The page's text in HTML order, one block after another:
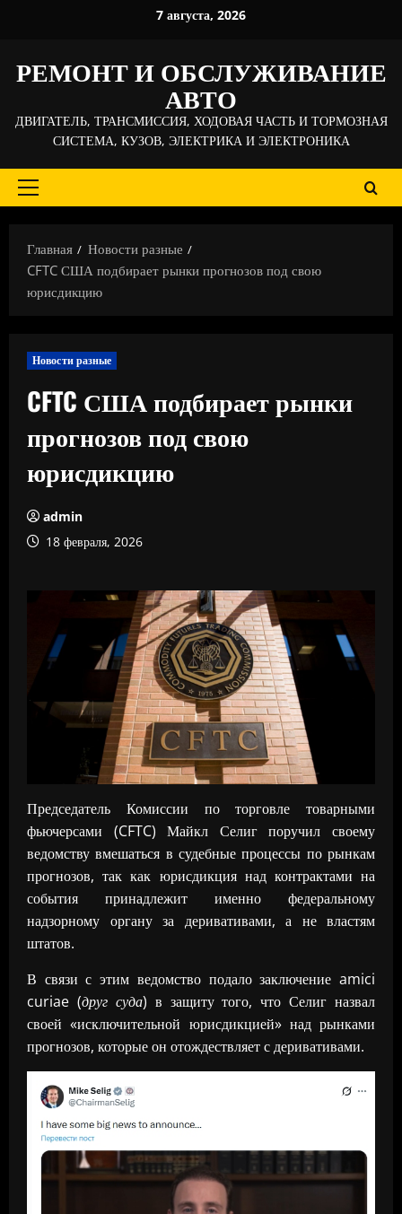
7 августа, 2026
РЕМОНТ И ОБСЛУЖИВАНИЕ
АВТО
ДВИГАТЕЛЬ, ТРАНСМИССИЯ, ХОДОВАЯ ЧАСТЬ И ТОРМОЗНАЯ
СИСТЕМА, КУЗОВ, ЭЛЕКТРИКА И ЭЛЕКТРОНИКА
Основное
Главная
Новости разные
CFTC США подбирает рынки прогнозов под свою
юрисдикцию
Новости разные
CFTC США подбирает рынки
прогнозов под свою
юрисдикцию
admin
18 февраля, 2026
Председатель Комиссии по торговле товарными
фьючерсами (CFTC) Майкл Селиг поручил своему
ведомству вмешаться в судебные процессы по рынкам
прогнозов, так как юрисдикция над контрактами на
события принадлежит именно федеральному
надзорному органу за деривативами, а не властям
штатов.
В связи с этим ведомство подало заключение amici
curiae (друг суда) в защиту того, что Селиг назвал
своей «исключительной юрисдикцией» над рынками
прогнозов, которые он отождествляет с деривативами.